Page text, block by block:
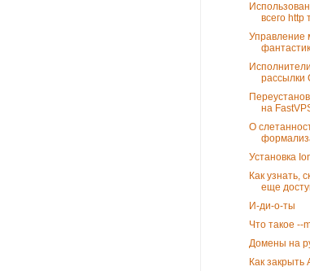
всего http
Управление
рассылки
на
О
Установка
Как узнать,
еще
И-ди-о-ты
Что такое --
Домены на
Как